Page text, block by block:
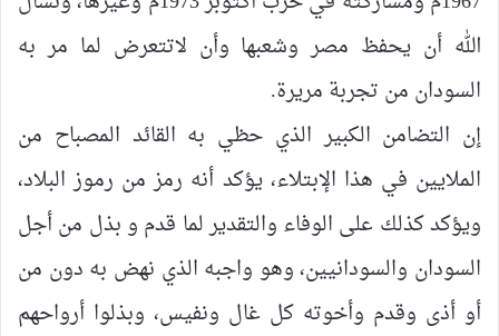
الله أن يحفظ مصر وشعبها وأن لاتتعرض لما مر به
السودان من تجربة مريرة.
إن التضامن الكبير الذي حظي به القائد المصباح من
الملايين في هذا الإبتلاء، يؤكد أنه رمز من رموز البلاد،
ويؤكد كذلك على الوفاء والتقدير لما قدم و بذل من أجل
السودان والسودانيين، وهو واجبه الذي نهض به دون من
أو أذى وقدم وأخوته كل غال ونفيس، وبذلوا أرواحهم